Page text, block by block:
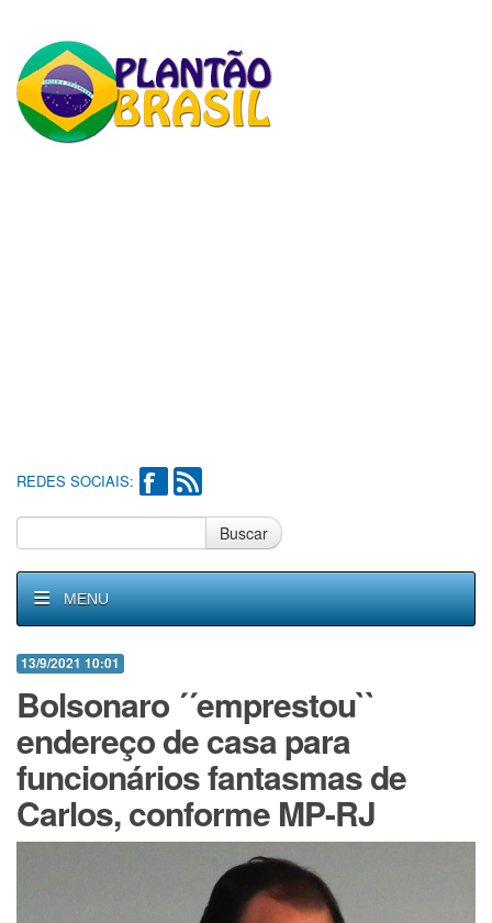
REDES SOCIAIS:
Buscar
MENU
13/9/2021 10:01
Bolsonaro ´´emprestou``
endereço de casa para
funcionários fantasmas de
Carlos, conforme MP-RJ